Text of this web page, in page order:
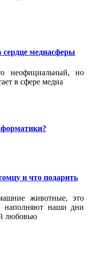
сердце медиасферы
неофициальный, но
в сфере медиа
и что подарить
животные, это
наполняют наши дни
любовью